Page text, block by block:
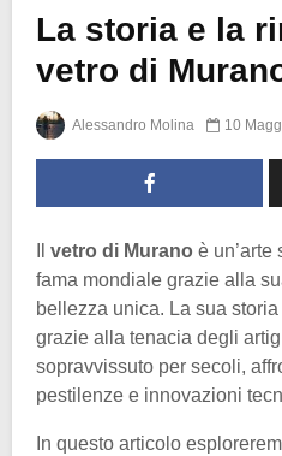
La storia e la
vetro di
Alessandro Molina 10
vetro di Murano è
fama mondiale grazie alla
bellezza unica. La sua
grazie alla tenacia degli
sopravvissuto per secoli,
pestilenze e innovazioni
In questo articolo